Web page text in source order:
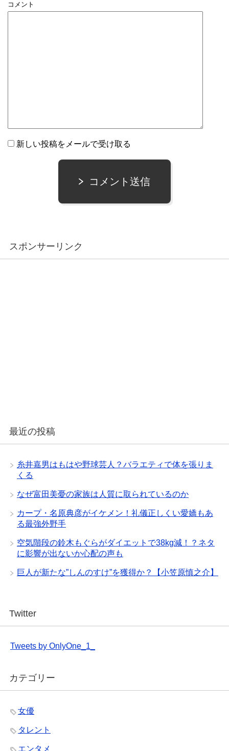
コメント
新しい投稿をメールで受け取る
コメント送信
スポンサーリンク
最近の投稿
糸井嘉男はもはや野球芸人？バラエティで体を張りま
くる
なぜ富田美憂の家族は人質に取られているのか
カープ・名原典彦がイケメン！礼儀正しくい愛嬌もあ
る最強外野手
空気階段の鈴木もぐらがダイエットで38kg減！？ネタ
に影響が出ないか心配の声も
巨人が新たな”しんのすけ”を獲得か？【小笠原慎之介】
Twitter
Tweets by OnlyOne_1_
カテゴリー
女優
タレント
エンタメ